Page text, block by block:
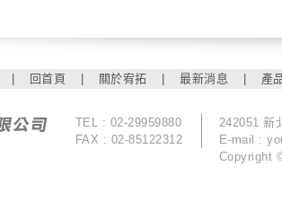
回首頁 關於宥拓 最新消息 產
TEL : 02-29959880
FAX : 02-85122312
242051 新
E-mail :
Copyright